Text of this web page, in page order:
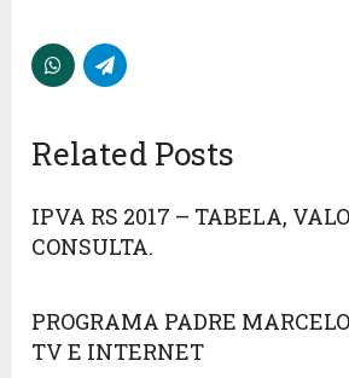
Related Posts
IPVA RS 2017 – TABELA,
CONSULTA.
PROGRAMA PADRE
TV E INTERNET